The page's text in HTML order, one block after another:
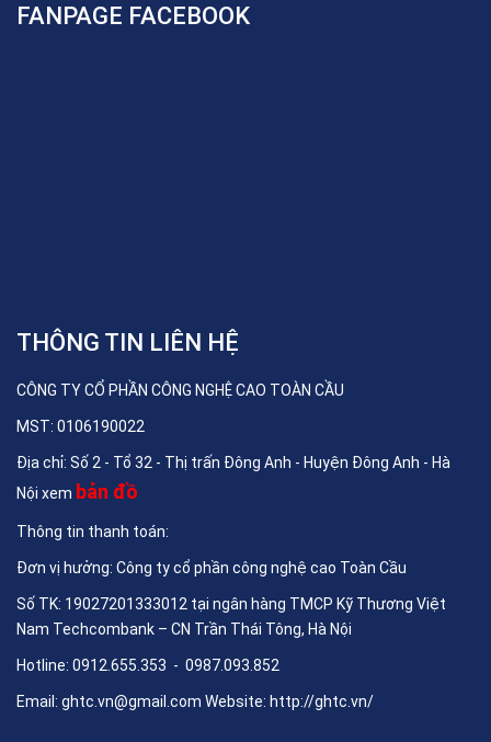
FANPAGE FACEBOOK
THÔNG TIN LIÊN HỆ
CÔNG TY CỔ PHẦN CÔNG NGHỆ CAO TOÀN CẦU
MST: 0106190022
Địa chỉ: Số 2 - Tổ 32 - Thị trấn Đông Anh - Huyện Đông Anh - Hà
Nội xem bản đồ
Thông tin thanh toán:
Đơn vị hưởng: Công ty cổ phần công nghệ cao Toàn Cầu
Số TK: 19027201333012 tại ngân hàng TMCP Kỹ Thương Việt
Nam Techcombank – CN Trần Thái Tông, Hà Nội
Hotline: 0912.655.353 - 0987.093.852
Email: ghtc.vn@gmail.com Website: http://ghtc.vn/